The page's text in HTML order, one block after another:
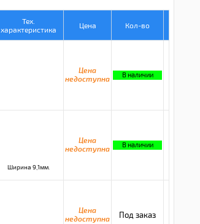
Тех.
характеристика
Цена Кол-во
Цена
недоступна
В наличии
Ширина 9,1мм.
Цена
недоступна
В наличии
Цена
недоступна
Под заказ